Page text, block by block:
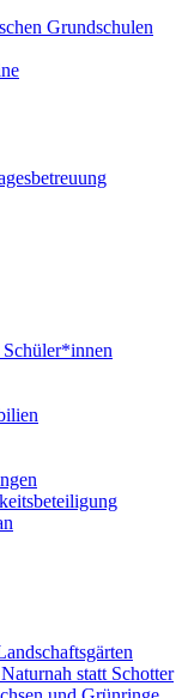
Grundschulen
statt Schotter